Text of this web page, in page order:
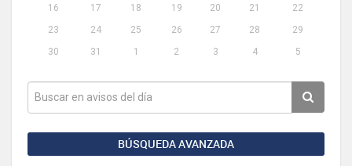
16
17 18 19 20 21
22
23
24 25 26 27 28
29
30
31 1 2 3 4 5
BÚSQUEDA AVANZADA